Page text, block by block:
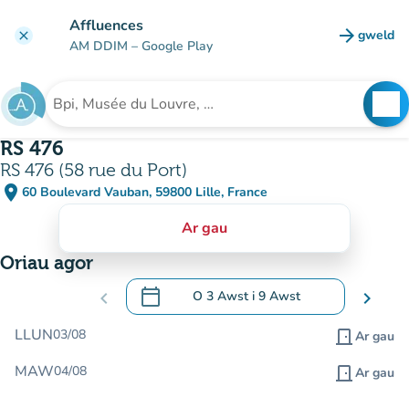
clear Affluences
AM DDIM – Google Play arrow_forward gweld
(tab
Chwilio am sefydliad
RS 476
RS 476 (58 rue du Port)
place 60 Boulevard Vauban, 59800 Lille, France
(agor yn Google Maps)
(tab newydd)
Ar gau
Oriau agor
chevron_left calendar_today O 3 Awst i 9 Awst
.Agor y calendr i newid dyddiadau chevron_right
LLUN03/08 door_front Ar gau
MAW04/08 door_front Ar gau